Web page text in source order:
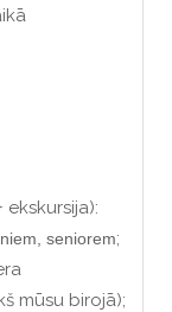
ekskursija):
seniorem;
mūsu birojā);